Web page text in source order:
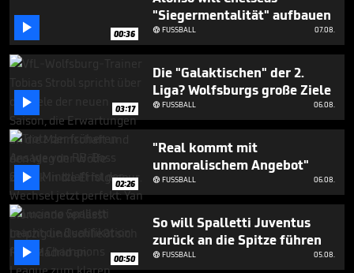
minutes,
seconds
 00:36
"Siegermentalität" aufbauen
FUSSBALL 07.08.
 03:17
Die "Galaktischen" der 2.
Liga? Wolfsburgs große Ziele
FUSSBALL 06.08.
 02:26
"Real kommt mit
unmoralischem Angebot"
FUSSBALL 06.08.
 00:50
So will Spalletti Juventus
zurück an die Spitze führen
FUSSBALL 05.08.